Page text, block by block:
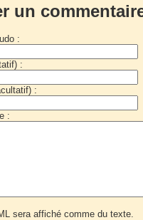
un
:
:
:
:
sera affiché comme du texte.